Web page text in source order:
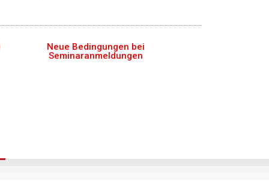
Neue Bedingungen bei
Seminaranmeldungen